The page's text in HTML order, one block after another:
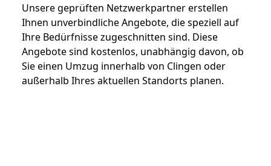
Unsere geprüften Netzwerkpartner erstellen
Ihnen unverbindliche Angebote, die speziell auf
Ihre Bedürfnisse zugeschnitten sind. Diese
Angebote sind kostenlos, unabhängig davon, ob
Sie einen Umzug innerhalb von Clingen oder
außerhalb Ihres aktuellen Standorts planen.